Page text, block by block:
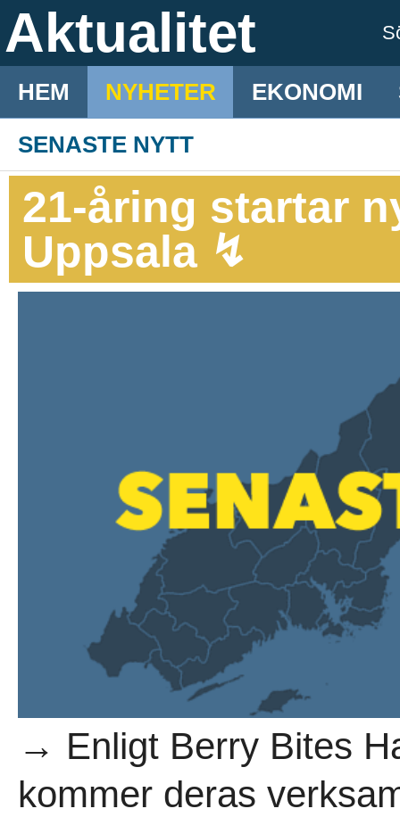
Aktualitet
HEM NYHETER EKONOMI
SENASTE NYTT
21-åring startar
Uppsala ↯
→ Enligt Berry Bites
kommer deras